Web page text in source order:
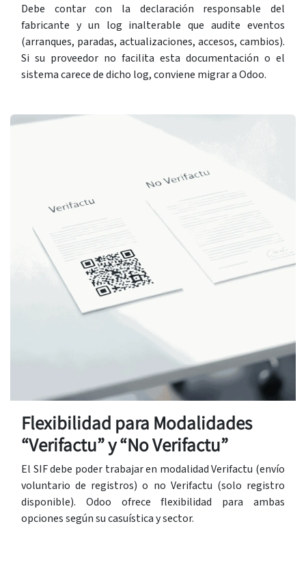
Debe contar con la declaración responsable del
fabricante y un log inalterable que audite eventos
(arranques, paradas, actualizaciones, accesos, cambios).
Si su proveedor no facilita esta documentación o el
sistema carece de dicho log, conviene migrar a Odoo.
Flexibilidad para Modalidades
“Verifactu” y “No Verifactu”
El SIF debe poder trabajar en modalidad Verifactu (envío
voluntario de registros) o no Verifactu (solo registro
disponible). Odoo ofrece flexibilidad para ambas
opciones según su casuística y sector.